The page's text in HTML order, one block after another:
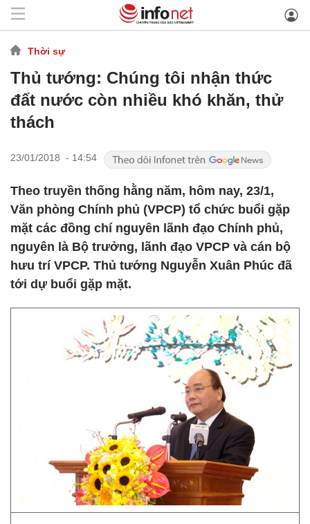
Thời sự
Thủ tướng: Chúng tôi nhận thức
đất nước còn nhiều khó khăn, thử
thách
23/01/2018 - 14:54
Theo truyền thống hằng năm, hôm nay, 23/1,
Văn phòng Chính phủ (VPCP) tổ chức buổi gặp
mặt các đồng chí nguyên lãnh đạo Chính phủ,
nguyên là Bộ trưởng, lãnh đạo VPCP và cán bộ
hưu trí VPCP. Thủ tướng Nguyễn Xuân Phúc đã
tới dự buổi gặp mặt.